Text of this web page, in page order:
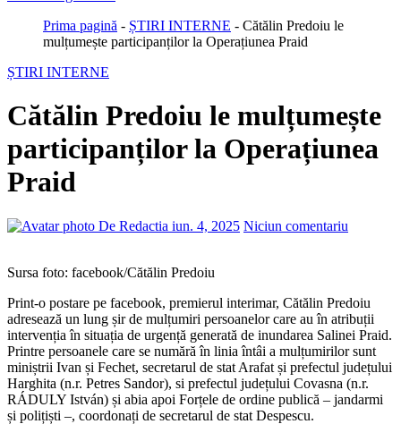
Prima pagină - ȘTIRI INTERNE - Cătălin Predoiu le
mulțumește participanților la Operațiunea Praid
ȘTIRI INTERNE
Cătălin Predoiu le mulțumește
participanților la Operațiunea
Praid
De Redactia iun. 4, 2025 Niciun comentariu
Sursa foto: facebook/Cătălin Predoiu
Print-o postare pe facebook, premierul interimar, Cătălin Predoiu
adresează un lung șir de mulțumiri persoanelor care au în atribuții
intervenția în situația de urgență generată de inundarea Salinei Praid.
Printre persoanele care se numără în linia întâi a mulțumirilor sunt
miniștrii Ivan și Fechet, secretarul de stat Arafat și prefectul județului
Harghita (n.r. Petres Sandor), si prefectul județului Covasna (n.r.
RÁDULY István) și abia apoi Forțele de ordine publică – jandarmi
și polițiști –, coordonați de secretarul de stat Despescu.